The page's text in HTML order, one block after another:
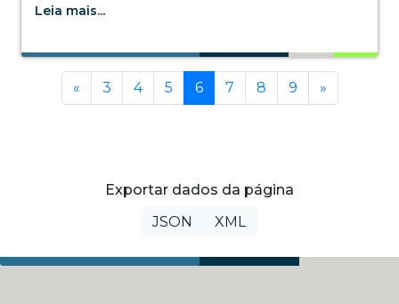
Leia mais...
«Anterior
3 4 5 6(current)
7 8 9 »Próxima
Exportar dados da página
JSON
XML